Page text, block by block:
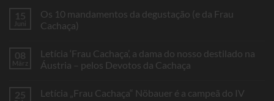
15
Juni
Os 10 mandamentos da degustação (e da Frau
Cachaça)
zu
Os
10
degustação
08
März
Letícia ‘Frau Cachaça’, a dama do nosso destilado na
Áustria – pelos Devotos da Cachaça
zu
25
Letícia „Frau Cachaça“ Nöbauer é a campeã do IV